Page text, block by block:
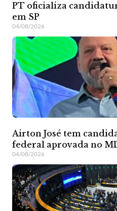
PT oficializa
em SP
04/08/2026
Airton José tem
federal aprovada no
04/08/2026